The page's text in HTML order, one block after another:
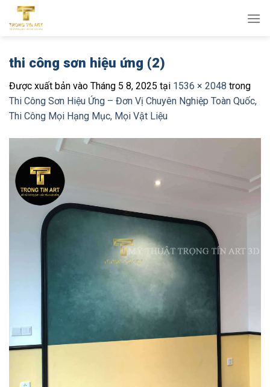
qua
thi công sơn hiệu ứng (2)
Được xuất bản vào Tháng 5 8, 2025 tại 1536 × 2048 trong
Thi Công Sơn Hiệu Ứng – Đơn Vị Chuyên Nghiệp Toàn Quốc,
Thi Công Mọi Hạng Mục, Mọi Vật Liệu